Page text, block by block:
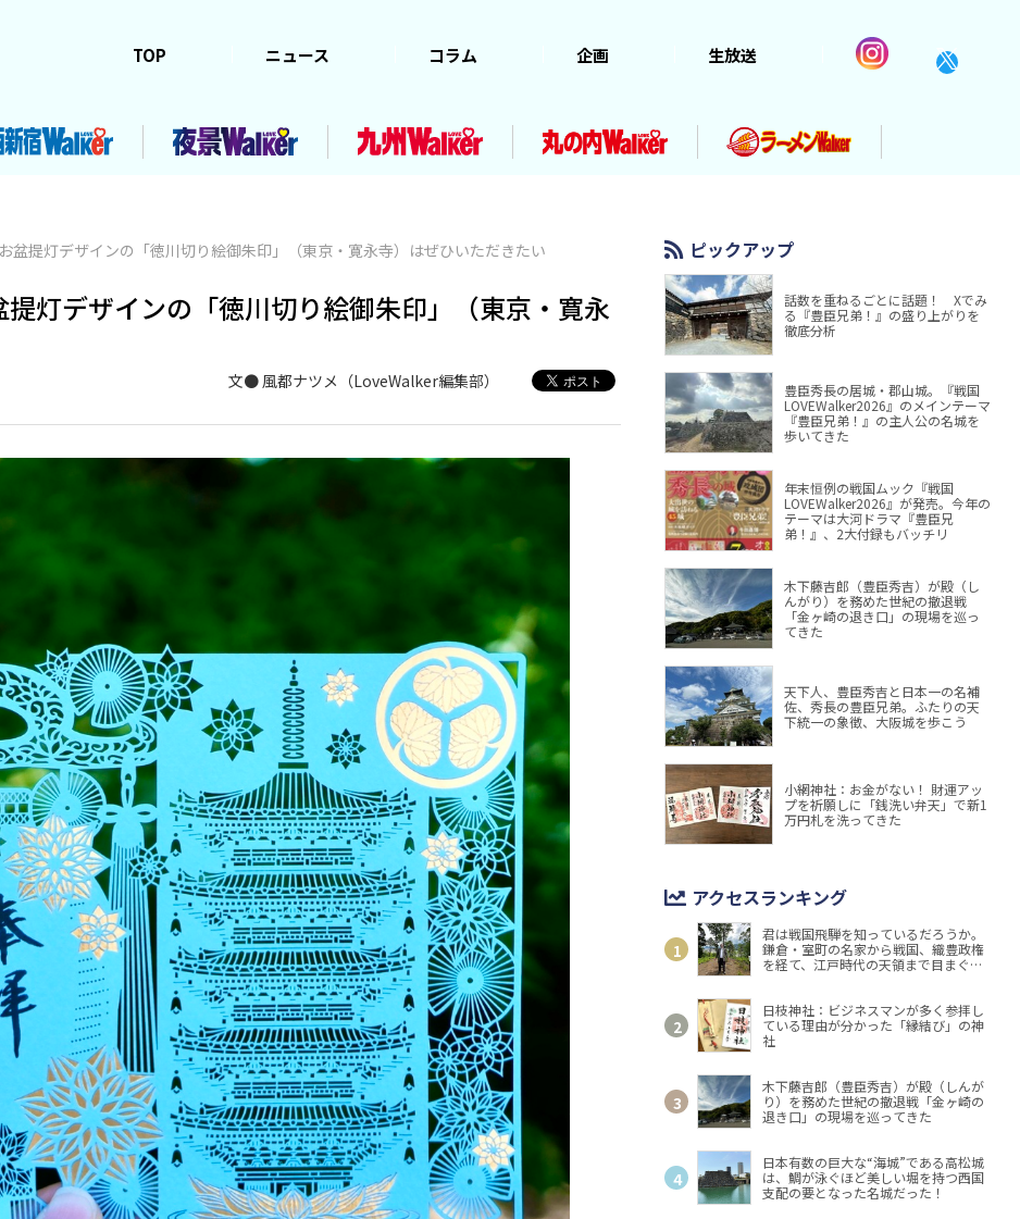
TOP ニュース コラム 企画 生放送
盆提灯デザインの「徳川切り絵御朱印」（東京・寛永寺）はぜひいただきたい
灯デザインの「徳川切り絵御朱印」（東京・寛永
文● 風都ナツメ（LoveWalker編集部）
ピックアップ
話数を重ねるごとに話題！ Xでみ
る『豊臣兄弟！』の盛り上がりを
徹底分析
豊臣秀長の居城・郡山城。『戦国
LOVEWalker2026』のメインテーマ
『豊臣兄弟！』の主人公の名城を
歩いてきた
年末恒例の戦国ムック『戦国
LOVEWalker2026』が発売。今年の
テーマは大河ドラマ『豊臣兄
弟！』、2大付録もバッチリ
木下藤吉郎（豊臣秀吉）が殿（し
んがり）を務めた世紀の撤退戦
「金ヶ崎の退き口」の現場を巡っ
てきた
天下人、豊臣秀吉と日本一の名補
佐、秀長の豊臣兄弟。ふたりの天
下統一の象徴、大阪城を歩こう
小網神社：お金がない！ 財運アッ
プを祈願しに「銭洗い弁天」で新1
万円札を洗ってきた
アクセスランキング
君は戦国飛騨を知っているだろうか。
鎌倉・室町の名家から戦国、織豊政権
を経て、江戸時代の天領まで目まぐる
県）で体感できるぞ
日枝神社：ビジネスマンが多く参拝し
ている理由が分かった「縁結び」の神
社
木下藤吉郎（豊臣秀吉）が殿（しんが
り）を務めた世紀の撤退戦「金ヶ崎の
退き口」の現場を巡ってきた
日本有数の巨大な“海城”である高松城
は、鯛が泳ぐほど美しい堀を持つ西国
支配の要となった名城だった！